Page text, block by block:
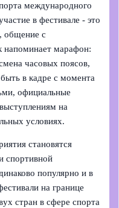
международного
в фестивале - это
общение с
напоминает марафон:
часовых поясов,
в кадре с момента
официальные
на
условиях.
становятся
спортивной
популярно и в
на границе
стран в сфере спорта